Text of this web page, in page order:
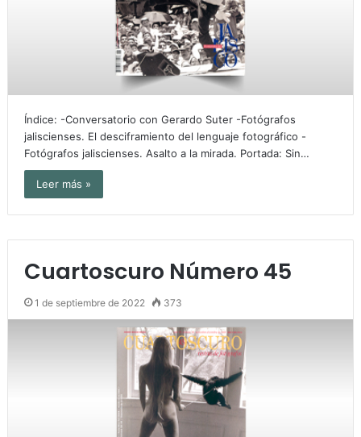
Índice: -Conversatorio con Gerardo Suter -Fotógrafos
jaliscienses. El desciframiento del lenguaje fotográfico -
Fotógrafos jaliscienses. Asalto a la mirada. Portada: Sin…
Leer más »
Cuartoscuro Número 45
1 de septiembre de 2022 373